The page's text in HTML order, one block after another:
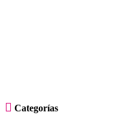
 Categorías